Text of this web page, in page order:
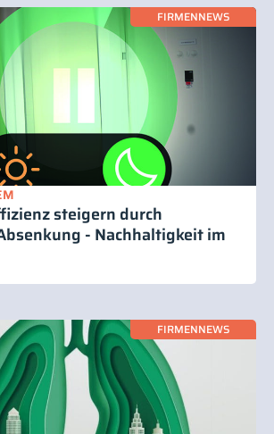
FIRMENNEWS
steigern durch
- Nachhaltigkeit im
FIRMENNEWS